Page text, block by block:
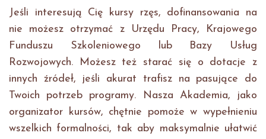
Jeśli interesują Cię kursy rzęs, dofinansowania na
nie możesz otrzymać z Urzędu Pracy, Krajowego
Funduszu Szkoleniowego lub Bazy Usług
Rozwojowych. Możesz też starać się o dotacje z
innych źródeł, jeśli akurat trafisz na pasujące do
Twoich potrzeb programy. Nasza Akademia, jako
organizator kursów, chętnie pomoże w wypełnieniu
wszelkich formalności, tak aby maksymalnie ułatwić